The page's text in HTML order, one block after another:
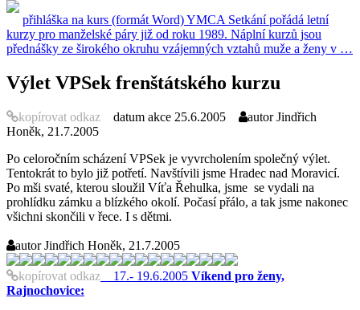
přihláška na kurs (formát Word) YMCA Setkání pořádá letní
kurzy pro manželské páry již od roku 1989. Náplní kurzů jsou
přednášky ze širokého okruhu vzájemných vztahů muže a ženy v …
Výlet VPSek frenštátského kurzu
kopírovat odkaz datum akce 25.6.2005 autorJindřich
Honěk, 21.7.2005
Po celoročním scházení VPSek je vyvrcholením společný výlet.
Tentokrát to bylo již potřetí. Navštívili jsme Hradec nad Moravicí.
Po mši svaté, kterou sloužil Víťa Řehulka, jsme se vydali na
prohlídku zámku a blízkého okolí. Počasí přálo, a tak jsme nakonec
všichni skončili v řece. I s dětmi.
autorJindřich Honěk, 21.7.2005
kopírovat odkaz 17.- 19.6.2005 Víkend pro ženy,
Rajnochovice: